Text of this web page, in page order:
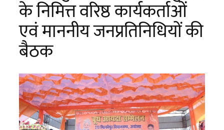
के निमित्त वरिष्ठ कार्यकर्ताओं
एवं माननीय जनप्रतिनिधियों की
बैठक